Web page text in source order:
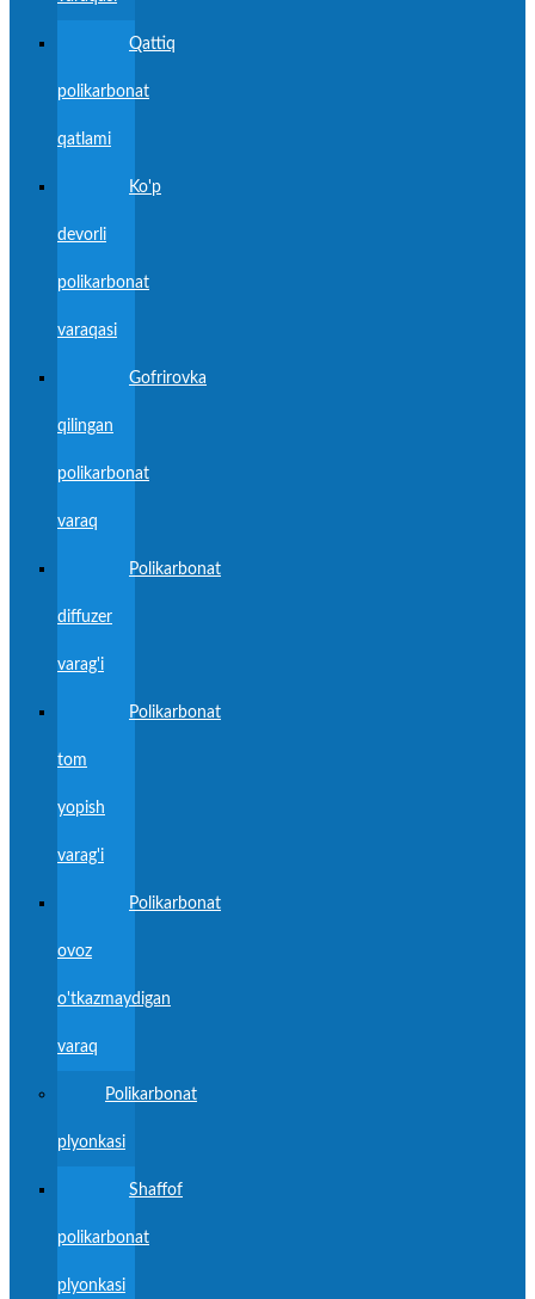
Qattiq
polikarbonat
qatlami
Ko'p
devorli
polikarbonat
varaqasi
Gofrirovka
qilingan
polikarbonat
varaq
Polikarbonat
diffuzer
varag'i
Polikarbonat
tom
yopish
varag'i
Polikarbonat
ovoz
o'tkazmaydigan
varaq
Polikarbonat
plyonkasi
Shaffof
polikarbonat
plyonkasi